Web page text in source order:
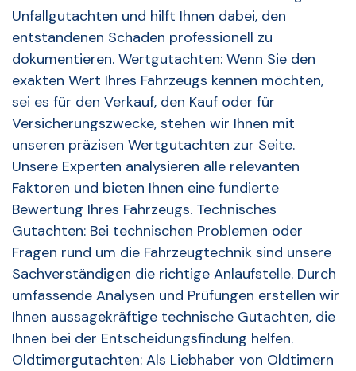
Unfallgutachten und hilft Ihnen dabei, den
entstandenen Schaden professionell zu
dokumentieren. Wertgutachten: Wenn Sie den
exakten Wert Ihres Fahrzeugs kennen möchten,
sei es für den Verkauf, den Kauf oder für
Versicherungszwecke, stehen wir Ihnen mit
unseren präzisen Wertgutachten zur Seite.
Unsere Experten analysieren alle relevanten
Faktoren und bieten Ihnen eine fundierte
Bewertung Ihres Fahrzeugs. Technisches
Gutachten: Bei technischen Problemen oder
Fragen rund um die Fahrzeugtechnik sind unsere
Sachverständigen die richtige Anlaufstelle. Durch
umfassende Analysen und Prüfungen erstellen wir
Ihnen aussagekräftige technische Gutachten, die
Ihnen bei der Entscheidungsfindung helfen.
Oldtimergutachten: Als Liebhaber von Oldtimern